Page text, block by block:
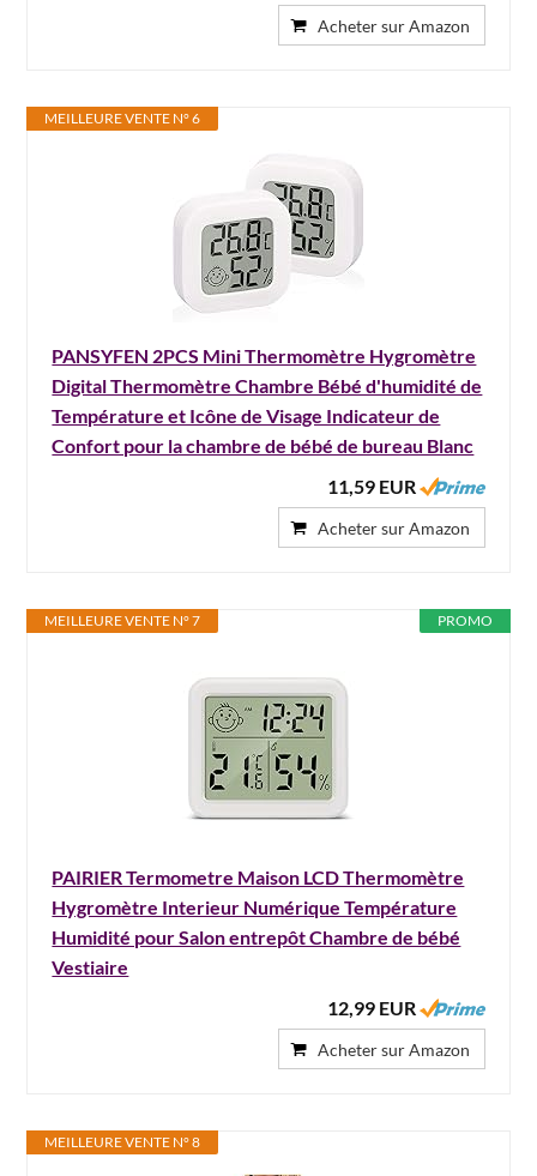
Acheter sur Amazon
MEILLEURE VENTE N° 6
PANSYFEN 2PCS Mini Thermomètre Hygromètre
Digital Thermomètre Chambre Bébé d'humidité de
Température et Icône de Visage Indicateur de
Confort pour la chambre de bébé de bureau Blanc
11,59 EUR
Acheter sur Amazon
PROMO
MEILLEURE VENTE N° 7
PAIRIER Termometre Maison LCD Thermomètre
Hygromètre Interieur Numérique Température
Humidité pour Salon entrepôt Chambre de bébé
Vestiaire
12,99 EUR
Acheter sur Amazon
MEILLEURE VENTE N° 8